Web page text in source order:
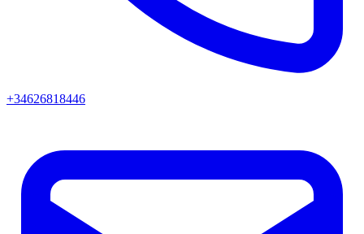
+34626818446